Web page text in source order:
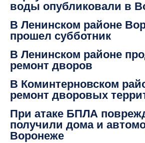
воды опубликовали в
В Ленинском районе
прошел субботник
В Ленинском районе
ремонт дворов
В Коминтерновском
ремонт дворовых
При атаке БПЛА
получили дома и
Воронеже